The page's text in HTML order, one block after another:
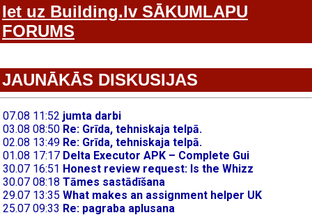
Iet uz Building.lv SĀKUMLAPU
FORUMS
JAUNĀKĀS DISKUSIJAS